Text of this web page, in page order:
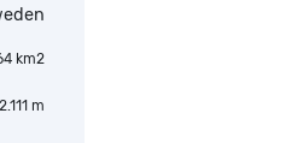
km2
m